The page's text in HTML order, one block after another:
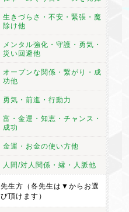
生きづらさ・不安・緊張・魔
除け他
メンタル強化・守護・勇気・
災い回避他
オープンな関係・繋がり・成
功他
勇気・前進・行動力
富・金運・知恵・チャンス・
成功
金運・お金の使い方他
人間/対人関係・縁・人脈他
先生方（各先生は▼からお選
び頂けます）